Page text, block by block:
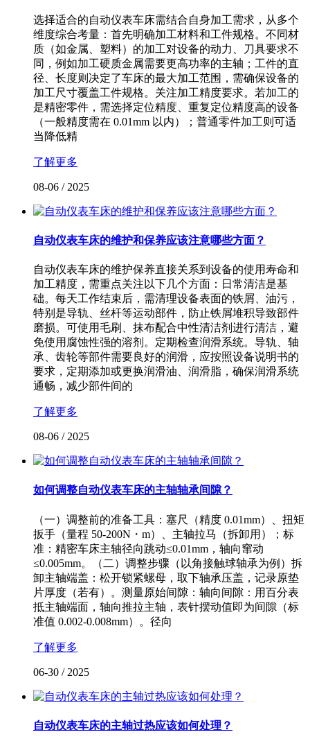
选择适合的自动仪表车床需结合自身加工需求，从多个
维度综合考量：首先明确加工材料和工件规格。不同材
质（如金属、塑料）的加工对设备的动力、刀具要求不
同，例如加工硬质金属需要更高功率的主轴；工件的直
径、长度则决定了车床的最大加工范围，需确保设备的
加工尺寸覆盖工件规格。关注加工精度要求。若加工的
是精密零件，需选择定位精度、重复定位精度高的设备
（一般精度需在 0.01mm 以内）；普通零件加工则可适
当降低精
了解更多
08-06 / 2025
自动仪表车床的维护和保养应该注意哪些方面？
自动仪表车床的维护保养直接关系到设备的使用寿命和
加工精度，需重点关注以下几个方面：日常清洁是基
础。每天工作结束后，需清理设备表面的铁屑、油污，
特别是导轨、丝杆等运动部件，防止铁屑堆积导致部件
磨损。可使用毛刷、抹布配合中性清洁剂进行清洁，避
免使用腐蚀性强的溶剂。定期检查润滑系统。导轨、轴
承、齿轮等部件需要良好的润滑，应按照设备说明书的
要求，定期添加或更换润滑油、润滑脂，确保润滑系统
通畅，减少部件间的
了解更多
08-06 / 2025
如何调整自动仪表车床的主轴轴承间隙？
（一）调整前的准备工具：塞尺（精度 0.01mm）、扭矩
扳手（量程 50-200N・m）、主轴拉马（拆卸用）；标
准：精密车床主轴径向跳动≤0.01mm，轴向窜动
≤0.005mm。（二）调整步骤（以角接触球轴承为例）拆
卸主轴端盖：松开锁紧螺母，取下轴承压盖，记录原垫
片厚度（若有）。测量原始间隙：轴向间隙：用百分表
抵主轴端面，轴向推拉主轴，表针摆动值即为间隙（标
准值 0.002-0.008mm）。径向
了解更多
06-30 / 2025
自动仪表车床的主轴过热应该如何处理？